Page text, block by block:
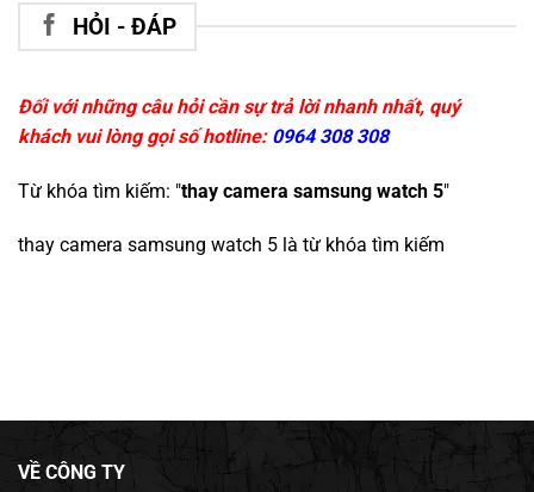
HỎI - ĐÁP
Đối với những câu hỏi cần sự trả lời nhanh nhất, quý
khách vui lòng gọi số hotline: 0964 308 308
Từ khóa tìm kiếm: "thay camera samsung watch 5"
thay camera samsung watch 5 là từ khóa tìm kiếm
VỀ CÔNG TY